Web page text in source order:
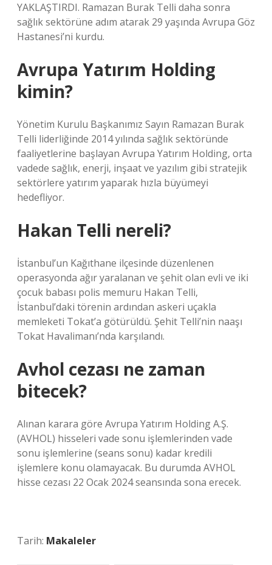
YAKLAŞTIRDI. Ramazan Burak Telli daha sonra
sağlık sektörüne adım atarak 29 yaşında Avrupa Göz
Hastanesi’ni kurdu.
Avrupa Yatırım Holding
kimin?
Yönetim Kurulu Başkanımız Sayın Ramazan Burak
Telli liderliğinde 2014 yılında sağlık sektöründe
faaliyetlerine başlayan Avrupa Yatırım Holding, orta
vadede sağlık, enerji, inşaat ve yazılım gibi stratejik
sektörlere yatırım yaparak hızla büyümeyi
hedefliyor.
Hakan Telli nereli?
İstanbul’un Kağıthane ilçesinde düzenlenen
operasyonda ağır yaralanan ve şehit olan evli ve iki
çocuk babası polis memuru Hakan Telli,
İstanbul’daki törenin ardından askeri uçakla
memleketi Tokat’a götürüldü. Şehit Telli’nin naaşı
Tokat Havalimanı’nda karşılandı.
Avhol cezası ne zaman
bitecek?
Alınan karara göre Avrupa Yatırım Holding A.Ş.
(AVHOL) hisseleri vade sonu işlemlerinden vade
sonu işlemlerine (seans sonu) kadar kredili
işlemlere konu olamayacak. Bu durumda AVHOL
hisse cezası 22 Ocak 2024 seansında sona erecek.
Tarih: Makaleler